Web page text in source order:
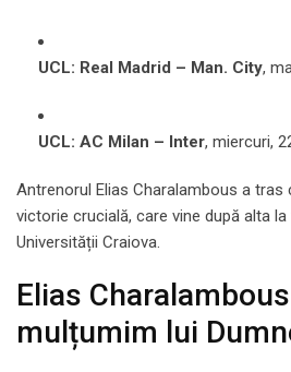
UCL: Real Madrid – Man. City,
UCL: AC Milan – Inter, miercuri,
Antrenorul Elias Charalambous a
victorie crucială, care vine după alta
Universității Craiova.
Elias
mulțumim lui